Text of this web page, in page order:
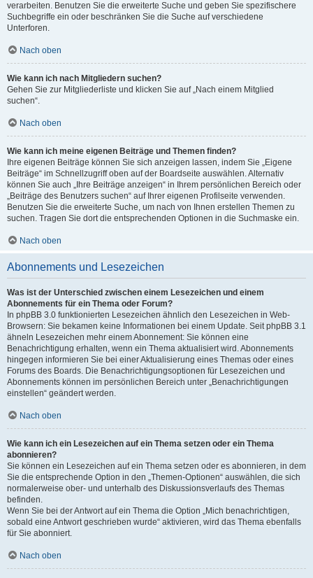
verarbeiten. Benutzen Sie die erweiterte Suche und geben Sie spezifischere
Suchbegriffe ein oder beschränken Sie die Suche auf verschiedene
Unterforen.
Nach oben
Wie kann ich nach Mitgliedern suchen?
Gehen Sie zur Mitgliederliste und klicken Sie auf „Nach einem Mitglied
suchen“.
Nach oben
Wie kann ich meine eigenen Beiträge und Themen finden?
Ihre eigenen Beiträge können Sie sich anzeigen lassen, indem Sie „Eigene
Beiträge“ im Schnellzugriff oben auf der Boardseite auswählen. Alternativ
können Sie auch „Ihre Beiträge anzeigen“ in Ihrem persönlichen Bereich oder
„Beiträge des Benutzers suchen“ auf Ihrer eigenen Profilseite verwenden.
Benutzen Sie die erweiterte Suche, um nach von Ihnen erstellen Themen zu
suchen. Tragen Sie dort die entsprechenden Optionen in die Suchmaske ein.
Nach oben
Abonnements und Lesezeichen
Was ist der Unterschied zwischen einem Lesezeichen und einem
Abonnements für ein Thema oder Forum?
In phpBB 3.0 funktionierten Lesezeichen ähnlich den Lesezeichen in Web-
Browsern: Sie bekamen keine Informationen bei einem Update. Seit phpBB 3.1
ähneln Lesezeichen mehr einem Abonnement: Sie können eine
Benachrichtigung erhalten, wenn ein Thema aktualisiert wird. Abonnements
hingegen informieren Sie bei einer Aktualisierung eines Themas oder eines
Forums des Boards. Die Benachrichtigungsoptionen für Lesezeichen und
Abonnements können im persönlichen Bereich unter „Benachrichtigungen
einstellen“ geändert werden.
Nach oben
Wie kann ich ein Lesezeichen auf ein Thema setzen oder ein Thema
abonnieren?
Sie können ein Lesezeichen auf ein Thema setzen oder es abonnieren, in dem
Sie die entsprechende Option in den „Themen-Optionen“ auswählen, die sich
normalerweise ober- und unterhalb des Diskussionsverlaufs des Themas
befinden.
Wenn Sie bei der Antwort auf ein Thema die Option „Mich benachrichtigen,
sobald eine Antwort geschrieben wurde“ aktivieren, wird das Thema ebenfalls
für Sie abonniert.
Nach oben